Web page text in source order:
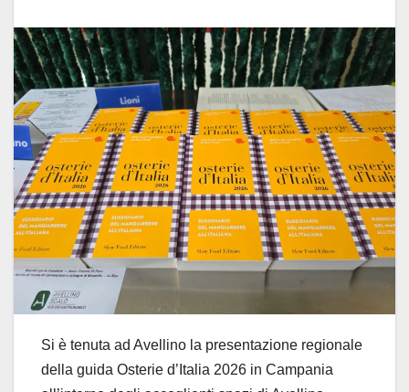
Si è tenuta ad Avellino la presentazione regionale
della guida Osterie d’Italia 2026 in Campania